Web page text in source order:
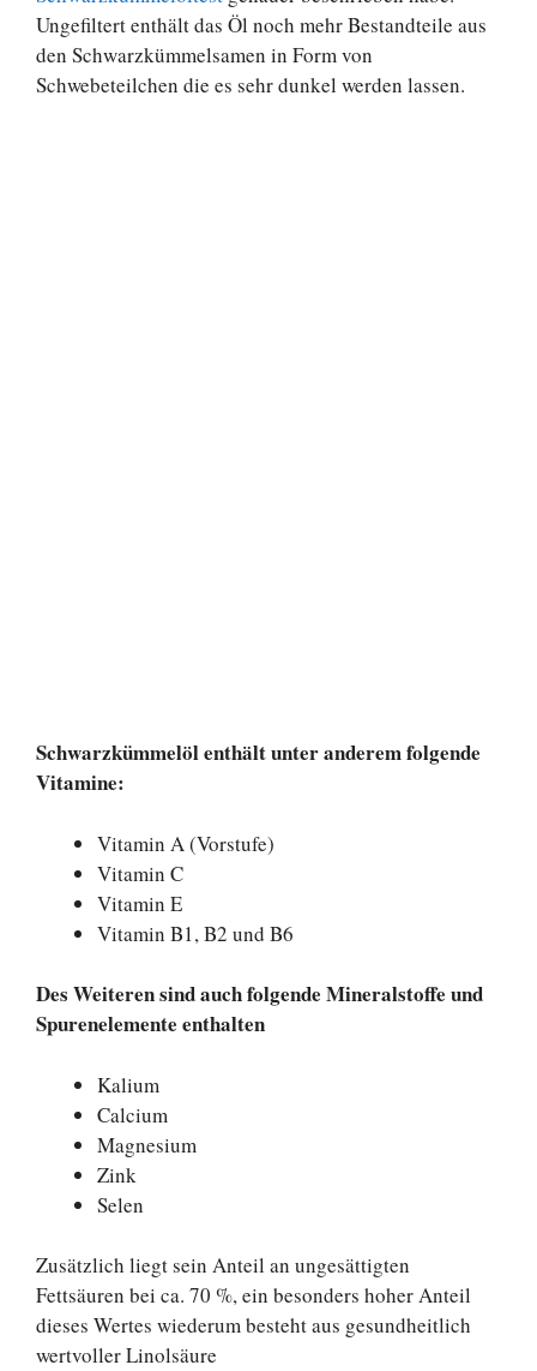
Ungefiltert enthält das Öl noch mehr Bestandteile aus
den Schwarzkümmelsamen in Form von
Schwebeteilchen die es sehr dunkel werden lassen.
Schwarzkümmelöl enthält unter anderem folgende
Vitamine:
Vitamin A (Vorstufe)
Vitamin C
Vitamin E
Vitamin B1, B2 und B6
Des Weiteren sind auch folgende Mineralstoffe und
Spurenelemente enthalten
Kalium
Calcium
Magnesium
Zink
Selen
Zusätzlich liegt sein Anteil an ungesättigten
Fettsäuren bei ca. 70 %, ein besonders hoher Anteil
dieses Wertes wiederum besteht aus gesundheitlich
wertvoller Linolsäure